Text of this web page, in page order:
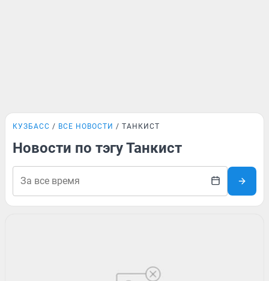
КУЗБАСС ВСЕ НОВОСТИ ТАНКИСТ
Новости по тэгу Танкист